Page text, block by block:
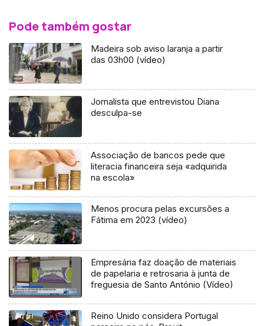
Pode também gostar
Madeira sob aviso laranja a partir
das 03h00 (vídeo)
Jornalista que entrevistou Diana
desculpa-se
Associação de bancos pede que
literacia financeira seja «adquirida
na escola»
Menos procura pelas excursões a
Fátima em 2023 (vídeo)
Empresária faz doação de materiais
de papelaria e retrosaria à junta de
freguesia de Santo António (Vídeo)
Reino Unido considera Portugal